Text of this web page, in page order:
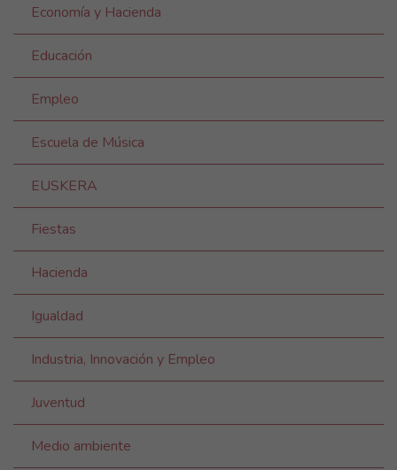
Economía y Hacienda
Educación
Empleo
Escuela de Música
EUSKERA
Fiestas
Hacienda
Igualdad
Industria, Innovación y Empleo
Juventud
Medio ambiente